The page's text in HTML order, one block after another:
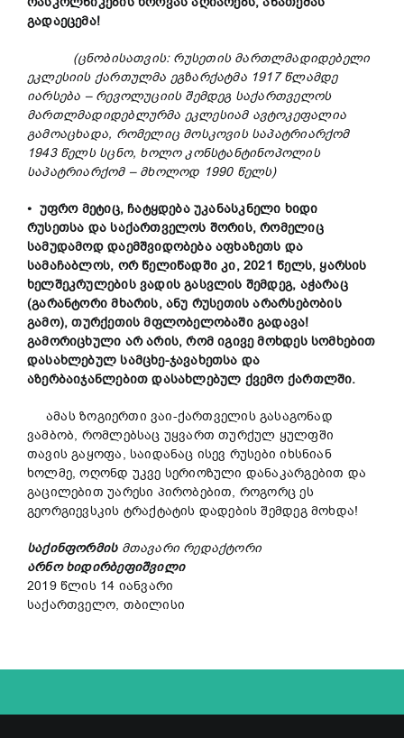
გადაეცემა!
(ცნობისათვის: რუსეთის მართლმადიდებელი
ეკლესიის ქართულმა ეგზარქატმა 1917 წლამდე
იარსება – რევოლუციის შემდეგ საქართველოს
მართლმადიდებლურმა ეკლესიამ ავტოკეფალია
გამოაცხადა, რომელიც მოსკოვის საპატრიარქომ
1943 წელს სცნო, ხოლო კონსტანტინოპოლის
საპატრიარქომ – მხოლოდ 1990 წელს)
• უფრო მეტიც, ჩატყდება უკანასკნელი ხიდი
რუსეთსა და საქართველოს შორის, რომელიც
სამუდამოდ დაემშვიდობება აფხაზეთს და
სამაჩაბლოს, ორ წელიწადში კი, 2021 წელს, ყარსის
ხელშეკრულების ვადის გასვლის შემდეგ, აჭარაც
(გარანტორი მხარის, ანუ რუსეთის არარსებობის
გამო), თურქეთის მფლობელობაში გადავა!
გამორიცხული არ არის, რომ იგივე მოხდეს სომხებით
დასახლებულ სამცხე-ჯავახეთსა და
აზერბაიჯანლებით დასახლებულ ქვემო ქართლში.
ამას ზოგიერთი ვაი-ქართველის გასაგონად
ვამბობ, რომლებსაც უყვართ თურქულ ყულფში
თავის გაყოფა, საიდანაც ისევ რუსები იხსნიან
ხოლმე, ოღონდ უკვე სერიოზული დანაკარგებით და
გაცილებით უარესი პირობებით, როგორც ეს
გეორგიევსკის ტრაქტატის დადების შემდეგ მოხდა!
საქინფორმისმთავარი რედაქტორი
არნო ხიდირბეფიშვილი
2019 წლის 14 იანვარი
საქართველო, თბილისი